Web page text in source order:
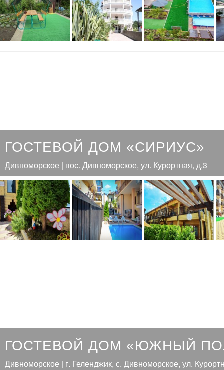
ГОСТЕВОЙ ДОМ «СИРИУС»
Дивноморское | пос. Дивноморское, ул. Курортная, д.3
ГОСТЕВОЙ ДОМ «ЮЖНЫЙ
Дивноморское | г. Геленджик, с. Дивноморское, ул.